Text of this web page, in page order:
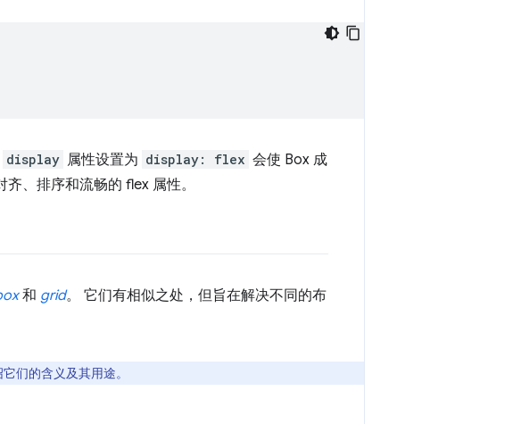
display 属性设置为 display: flex 会使 Box 成
、排序和流畅的 flex 属性。
和 grid。 它们有相似之处，但旨在解决不同的布
们的含义及其用途。